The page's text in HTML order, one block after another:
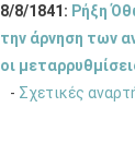
8/8/1841: Ρήξη
την άρνηση των
οι
- Σχετικές